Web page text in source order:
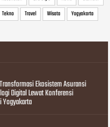
Tekno Travel Wisata Yogyakarta
Ekosistem Asuransi
Digital Lewat Konferensi